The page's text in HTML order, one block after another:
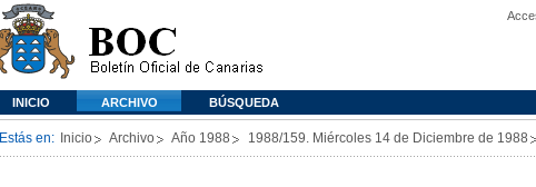
INICIO ARCHIVO BÚSQUEDA
Estás en: Inicio Archivo Año 1988 1988/159. Miércoles 14 de Diciembre de 1988